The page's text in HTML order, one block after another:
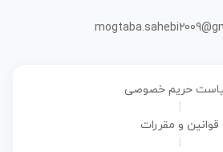
حریم خصوصی
قوانین و مقررات